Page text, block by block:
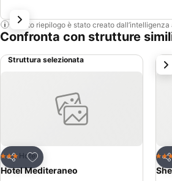
Questo riepilogo è stato creato
Confronta con strutture
Struttura selezionata
Condividi
Aggiungi ai preferiti
3 StelleHotel
Hotel Mediteraneo
4